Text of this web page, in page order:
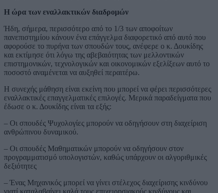
Η ώρα των εναλλακτικών διαδρομών
Ήδη, σήμερα, περισσότερο από το 1/3 των αποφοίτων
πανεπιστημίου κάνουν ένα επάγγελμα διαφορετικό από αυτό που
αφορούσε το πυρήνα των σπουδών τους, ανέφερε ο κ. Δουκίδης
και εκτίμησε ότι λόγω της αβεβαιότητας των μελλοντικών
επιστημονικών, τεχνολογικών και οικονομικών εξελίξεων αυτό το
ποσοστό αναμένεται να αυξηθεί περαιτέρω.
Η συνεχής μάθηση είναι εκείνη που μπορεί να φέρει περισσότερες
εναλλακτικές επαγγελματικές επιλογές. Μερικά παραδείγματα που
έδωσε ο κ. Δουκίδης είναι τα εξής:
– Οι σπουδές Ψυχολογίες μπορούν να οδηγήσουν στη διαχείριση
ανθρώπινου δυναμικού.
– Οι σπουδές Μαθηματικών μπορούν να οδηγήσουν στον
προγραμματισμό υπολογιστών, καθώς υπάρχουν οι αλγοριθμικές
δεξιότητες
– Ένας Μηχανικός μπορεί να γίνει στέλεχος διαχείρισης κινδύνου
γιατί καταλαβαίνει καλά τους επιχειρησιακούς κινδύνους και